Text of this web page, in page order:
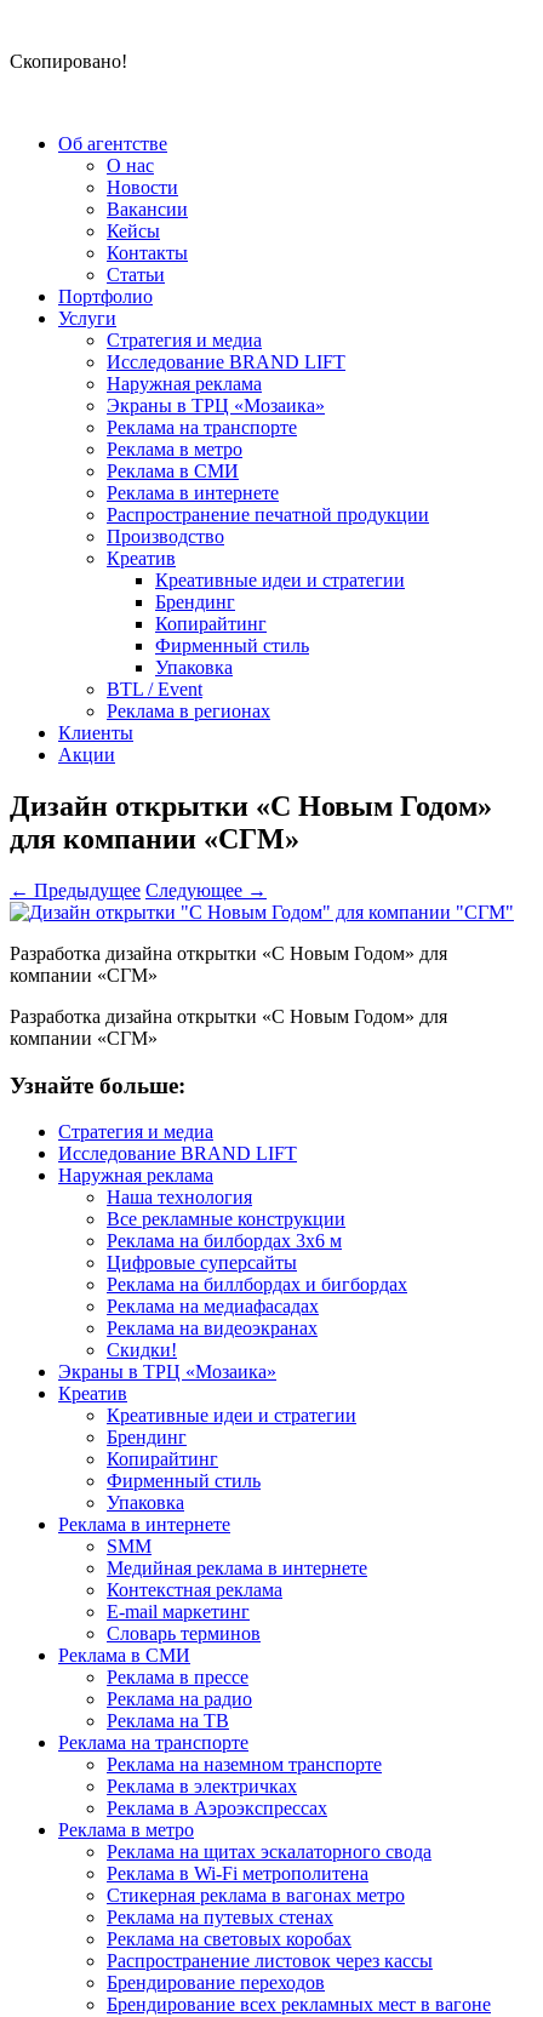
Скопировано!
Об агентстве
О нас
Новости
Вакансии
Кейсы
Контакты
Статьи
Портфолио
Услуги
Стратегия и медиа
Исследование BRAND LIFT
Наружная реклама
Экраны в ТРЦ «Мозаика»
Реклама на транспорте
Реклама в метро
Реклама в СМИ
Реклама в интернете
Распространение печатной продукции
Производство
Креатив
Креативные идеи и стратегии
Брендинг
Копирайтинг
Фирменный стиль
Упаковка
BTL / Event
Реклама в регионах
Клиенты
Акции
Дизайн открытки «С Новым Годом»
для компании «СГМ»
← Предыдущее Следующее →
Разработка дизайна открытки «С Новым Годом» для
компании «СГМ»
Разработка дизайна открытки «С Новым Годом» для
компании «СГМ»
Узнайте больше:
Стратегия и медиа
Исследование BRAND LIFT
Наружная реклама
Наша технология
Все рекламные конструкции
Реклама на билбордах 3х6 м
Цифровые суперсайты
Реклама на биллбордах и бигбордах
Реклама на медиафасадах
Реклама на видеоэкранах
Скидки!
Экраны в ТРЦ «Мозаика»
Креатив
Креативные идеи и стратегии
Брендинг
Копирайтинг
Фирменный стиль
Упаковка
Реклама в интернете
SMM
Медийная реклама в интернете
Контекстная реклама
E-mail маркетинг
Словарь терминов
Реклама в СМИ
Реклама в прессе
Реклама на радио
Реклама на ТВ
Реклама на транспорте
Реклама на наземном транспорте
Реклама в электричках
Реклама в Аэроэкспрессах
Реклама в метро
Реклама на щитах эскалаторного свода
Реклама в Wi-Fi метрополитена
Стикерная реклама в вагонах метро
Реклама на путевых стенах
Реклама на световых коробах
Распространение листовок через кассы
Брендирование переходов
Брендирование всех рекламных мест в вагоне